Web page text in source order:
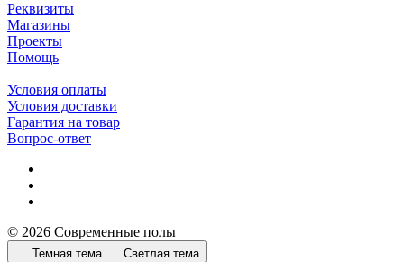
Реквизиты
Магазины
Проекты
Помощь
Условия оплаты
Условия доставки
Гарантия на товар
Вопрос-ответ
© 2026 Современные полы
Темная тема Светлая тема